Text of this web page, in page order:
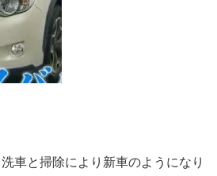
車と掃除により新車のようになり